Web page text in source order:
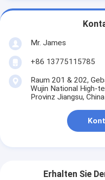
Mr. James
+86 13775115785
Raum 201 & 202,
Wujin National High-
Provinz Jiangsu, China
Erhalten Sie